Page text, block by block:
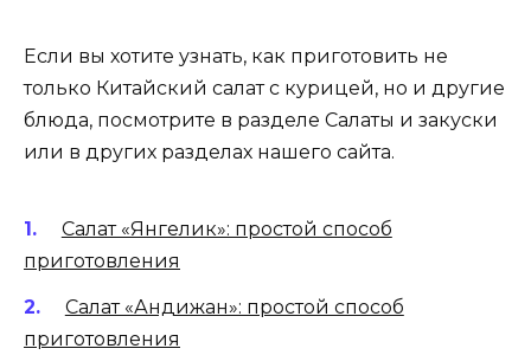
Если вы хотите узнать, как приготовить не
только Китайский салат с курицей, но и другие
блюда, посмотрите в разделе Салаты и закуски
или в других разделах нашего сайта.
Салат «Янгелик»: простой способ
приготовления
Салат «Андижан»: простой способ
приготовления